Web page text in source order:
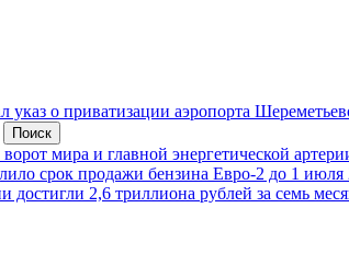
указ о приватизации аэропорта
Поиск
мира и главной энергетической
срок продажи бензина Евро-2 до 1 июля
2,6 триллиона рублей за семь